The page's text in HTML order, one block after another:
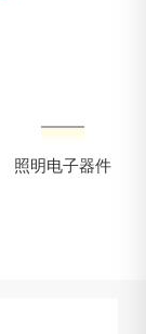
照明电子器件